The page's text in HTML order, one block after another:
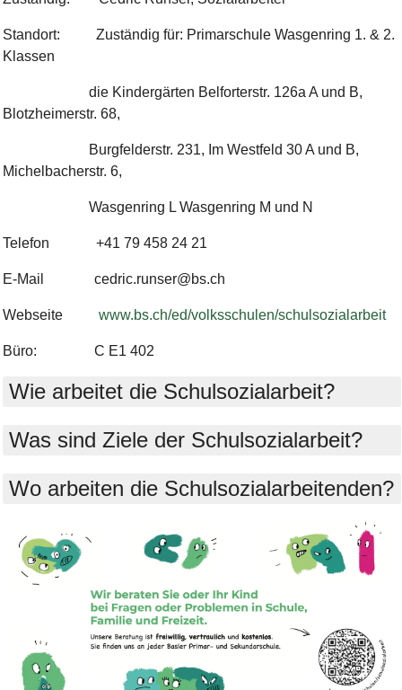
Standort: Zuständig für: Primarschule Wasgenring 1. & 2.
Klassen
die Kindergärten Belforterstr. 126a A und B,
Blotzheimerstr. 68,
Burgfelderstr. 231, Im Westfeld 30 A und B,
Michelbacherstr. 6,
Wasgenring L Wasgenring M und N
Telefon +41 79 458 24 21
E-Mail cedric.runser@bs.ch
Webseite www.bs.ch/ed/volksschulen/schulsozialarbeit
Büro: C E1 402
Wie arbeitet die Schulsozialarbeit?
Was sind Ziele der Schulsozialarbeit?
Wo arbeiten die Schulsozialarbeitenden?